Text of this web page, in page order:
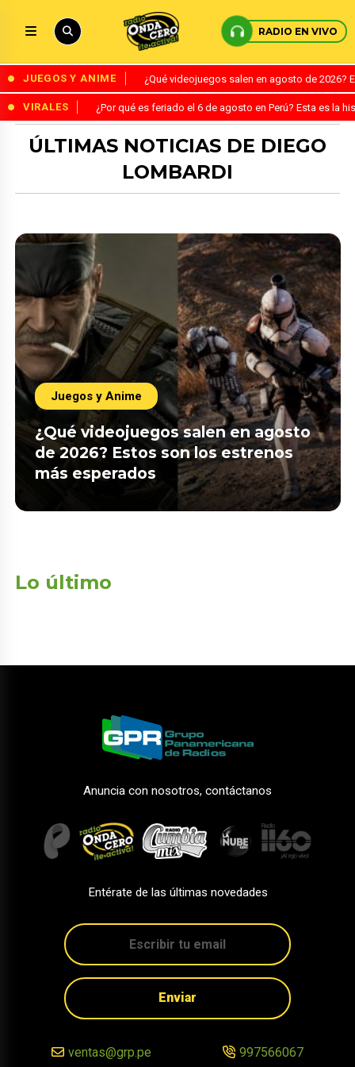
RADIO EN VIVO
JUEGOS Y ANIME ¿Qué videojuegos salen en agosto de
VIRALES ¿Por qué es feriado el 6 de agosto en Perú? Esta es la
ÚLTIMAS NOTICIAS DE DIEGO
LOMBARDI
Juegos y Anime
¿Qué videojuegos salen en agosto
de 2026? Estos son los estrenos
más esperados
Lo último
Anuncia con nosotros, contáctanos
Entérate de las últimas novedades
Enviar
ventas@grp.pe 997566067